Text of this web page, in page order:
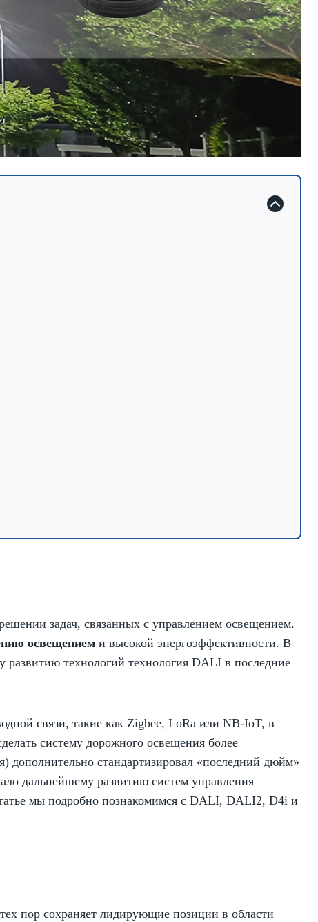
задач, связанных с управлением освещением.
освещением и высокой энергоэффективности. В
развитию технологий технология DALI в последние
связи, такие как Zigbee, LoRa или NB-IoT, в
систему дорожного освещения более
дополнительно стандартизировал «последний дюйм»
дальнейшему развитию систем управления
мы подробно познакомимся с DALI, DALI2, D4i и
пор сохраняет лидирующие позиции в области